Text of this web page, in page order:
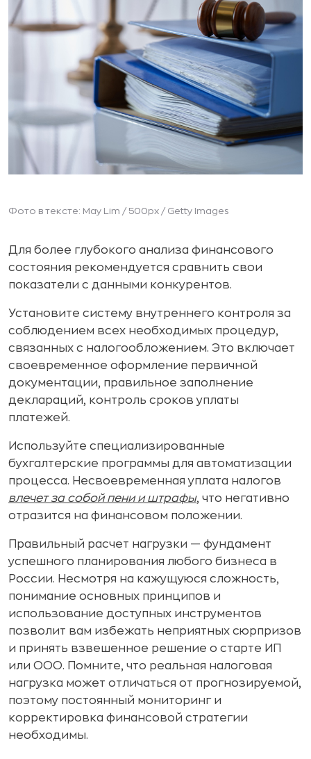
Фото в тексте: May Lim / 500px / Getty Images
Для более глубокого анализа финансового
состояния рекомендуется сравнить свои
показатели с данными конкурентов.
Установите систему внутреннего контроля за
соблюдением всех необходимых процедур,
связанных с налогообложением. Это включает
своевременное оформление первичной
документации, правильное заполнение
деклараций, контроль сроков уплаты
платежей.
Используйте специализированные
бухгалтерские программы для автоматизации
процесса. Несвоевременная уплата налогов
влечет за собой пени и штрафы, что негативно
отразится на финансовом положении.
Правильный расчет нагрузки — фундамент
успешного планирования любого бизнеса в
России. Несмотря на кажущуюся сложность,
понимание основных принципов и
использование доступных инструментов
позволит вам избежать неприятных сюрпризов
и принять взвешенное решение о старте ИП
или ООО. Помните, что реальная налоговая
нагрузка может отличаться от прогнозируемой,
поэтому постоянный мониторинг и
корректировка финансовой стратегии
необходимы.